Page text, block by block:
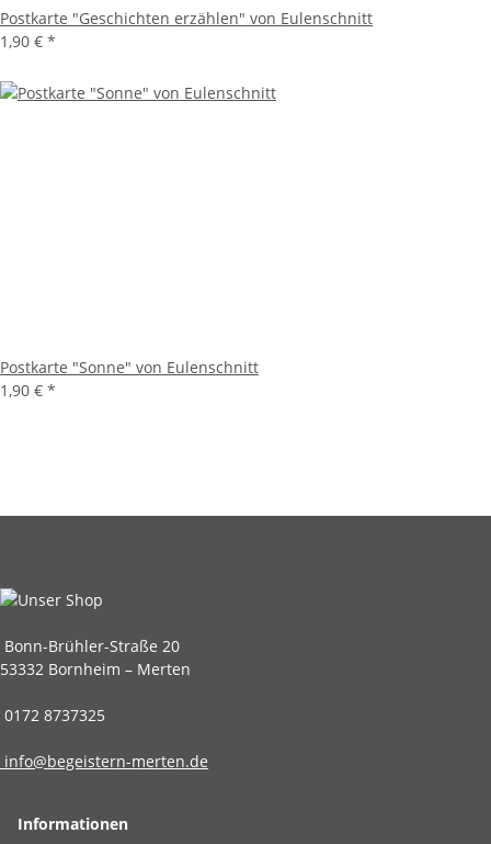
Postkarte "Geschichten erzählen" von Eulenschnitt
1,90 € *
Postkarte "Sonne" von Eulenschnitt
1,90 € *
Bonn-Brühler-Straße 20
53332 Bornheim – Merten
0172 8737325
info@begeistern-merten.de
Informationen